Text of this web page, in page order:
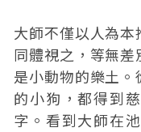
大師不僅以人為
同體視之，等無
是小動物的樂土
的小狗，都得到
字。看到大師在